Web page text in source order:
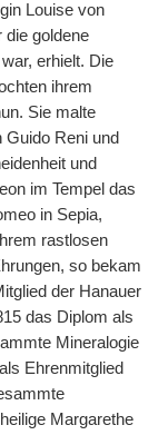
Louise von
die goldene
erhielt. Die
ihrem
Sie malte
Reni und
und
im Tempel das
in Sepia,
rastlosen
so bekam
der Hanauer
das Diplom als
Mineralogie
Ehrenmitglied
Margarethe